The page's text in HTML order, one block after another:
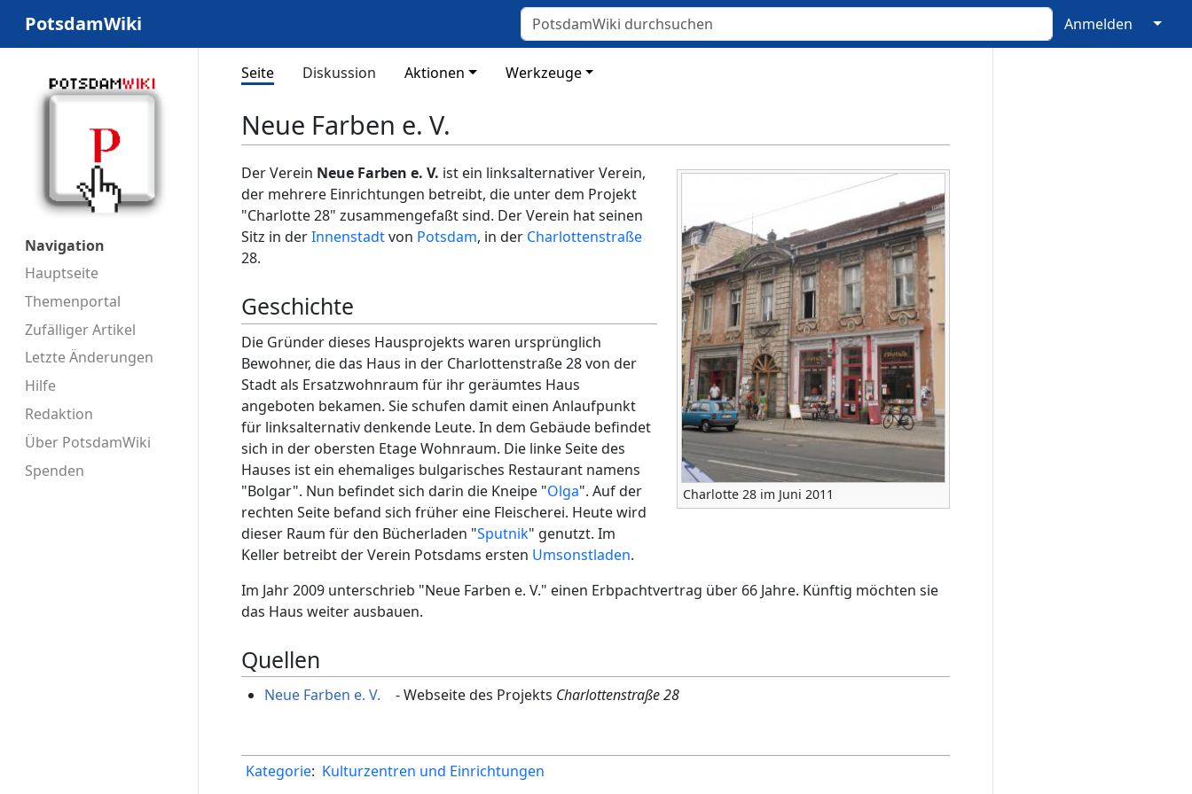
PotsdamWiki Anmelden ↓
Navigation
Hauptseite
Themenportal
Zufälliger Artikel
Letzte Änderungen
Hilfe
Redaktion
Über PotsdamWiki
Spenden
Seite Diskussion Aktionen Werkzeuge
Neue Farben e. V.
Charlotte 28 im Juni 2011
Der Verein Neue Farben e. V. ist ein linksalternativer Verein,
der mehrere Einrichtungen betreibt, die unter dem Projekt
"Charlotte 28" zusammengefaßt sind. Der Verein hat seinen
Sitz in derInnenstadtvon Potsdam, in der Charlottenstraße
28.
Geschichte
Die Gründer dieses Hausprojekts waren ursprünglich
Bewohner, die das Haus in der Charlottenstraße 28 von der
Stadt als Ersatzwohnraum für ihr geräumtes Haus
angeboten bekamen. Sie schufen damit einen Anlaufpunkt
für linksalternativ denkende Leute. In dem Gebäude befindet
sich in der obersten Etage Wohnraum. Die linke Seite des
Hauses ist ein ehemaliges bulgarisches Restaurant namens
"Bolgar". Nun befindet sich darin die Kneipe "Olga". Auf der
rechten Seite befand sich früher eine Fleischerei. Heute wird
dieser Raum für den Bücherladen "Sputnik" genutzt. Im
Keller betreibt der Verein Potsdams ersten Umsonstladen.
Im Jahr 2009 unterschrieb "Neue Farben e. V." einen Erbpachtvertrag über 66 Jahre. Künftig möchten sie
das Haus weiter ausbauen.
Quellen
Neue Farben e. V. - Webseite des Projekts Charlottenstraße 28
Kategorie: Kulturzentren und Einrichtungen